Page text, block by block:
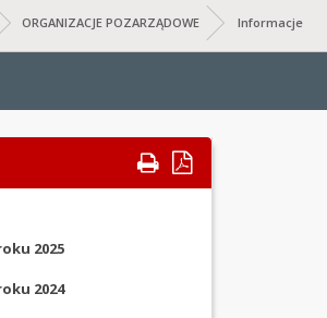
ORGANIZACJE POZARZĄDOWE Informacje
2025
2024